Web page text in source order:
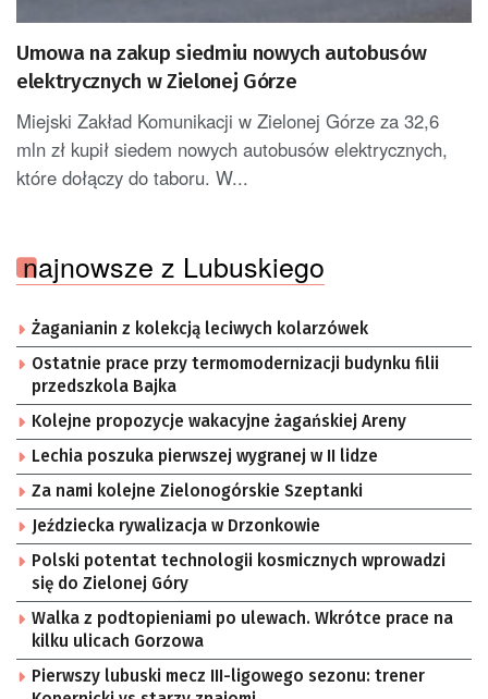
Umowa na zakup siedmiu nowych autobusów
elektrycznych w Zielonej Górze
Miejski Zakład Komunikacji w Zielonej Górze za 32,6
mln zł kupił siedem nowych autobusów elektrycznych,
które dołączy do taboru. W...
najnowsze z Lubuskiego
Żaganianin z kolekcją leciwych kolarzówek
Ostatnie prace przy termomodernizacji budynku filii
przedszkola Bajka
Kolejne propozycje wakacyjne żagańskiej Areny
Lechia poszuka pierwszej wygranej w II lidze
Za nami kolejne Zielonogórskie Szeptanki
Jeździecka rywalizacja w Drzonkowie
Polski potentat technologii kosmicznych wprowadzi
się do Zielonej Góry
Walka z podtopieniami po ulewach. Wkrótce prace na
kilku ulicach Gorzowa
Pierwszy lubuski mecz III-ligowego sezonu: trener